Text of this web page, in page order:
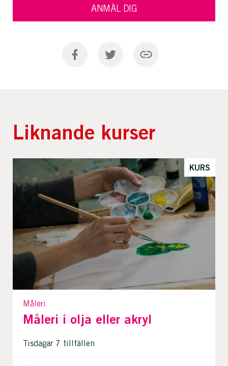
ANMÄL DIG
Liknande kurser
KURS
Måleri
Måleri i olja eller akryl
Tisdagar 7 tillfällen